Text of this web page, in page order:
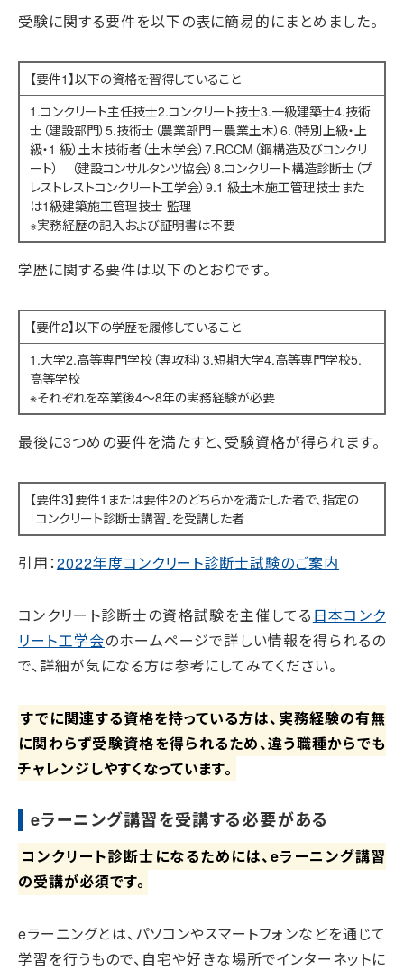
受験に関する要件を以下の表に簡易的にまとめました。
【要件1】以下の資格を習得していること
1.コンクリート主任技士2.コンクリート技士3.一級建築士4.技術
士（建設部門）5.技術士（農業部門－農業土木）6.（特別上級・上
級・1 級）土木技術者（土木学会）7.RCCM（鋼構造及びコンクリ
ート） （建設コンサルタンツ協会）8.コンクリート構造診断士（プ
レストレストコンクリート工学会）9.1 級土木施工管理技士また
は1級建築施工管理技士 監理
※実務経歴の記入および証明書は不要
学歴に関する要件は以下のとおりです。
【要件2】以下の学歴を履修していること
1.大学2.高等専門学校（専攻科）3.短期大学4.高等専門学校5.
高等学校
※それぞれを卒業後4～8年の実務経験が必要
最後に3つめの要件を満たすと、受験資格が得られます。
【要件3】要件1または要件2のどちらかを満たした者で、指定の
「コンクリート診断士講習」を受講した者
引用：2022年度コンクリート診断士試験のご案内
コンクリート診断士の資格試験を主催してる 日本コンク
リート工学会のホームページで詳しい情報を得られるの
で、詳細が気になる方は参考にしてみてください。
すでに関連する資格を持っている方は、実務経験の有無
に関わらず受験資格を得られるため、違う職種からでも
チャレンジしやすくなっています。
eラーニング講習を受講する必要がある
コンクリート診断士になるためには、eラーニング講習
の受講が必須です。
eラーニングとは、パソコンやスマートフォンなどを通じて
学習を行うもので、自宅や好きな場所でインターネットに